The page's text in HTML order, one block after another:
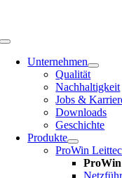
Toggle
NavigationUnternehmen
Qualität
Nachhaltigkeit
Jobs &
Downloads
Geschichte
Produkte
ProWin